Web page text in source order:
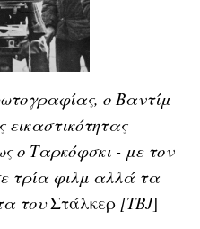
ο Βαντίμ
εικαστικότητας
ο Ταρκόφσκι - με τον
τρία φιλμ αλλά τα
τουΣτάλκερ [ΤΒJ]